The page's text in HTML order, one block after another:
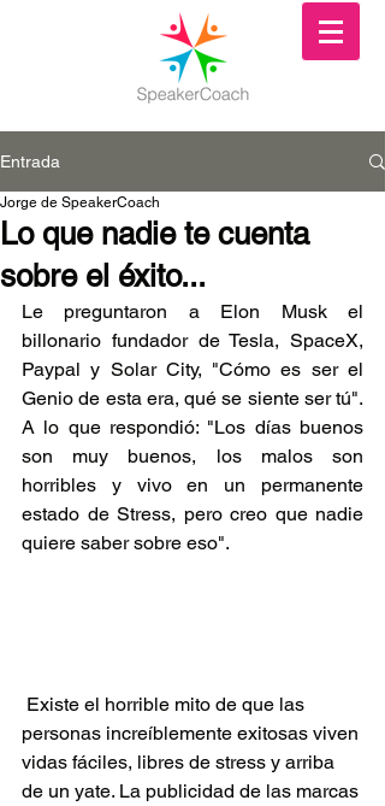
Entrada
Lo que nadie te cuenta
sobre el éxito...
Jorge de SpeakerCoach
Le preguntaron a Elon Musk el
billonario fundador de Tesla, SpaceX,
Paypal y Solar City, "Cómo es ser el
Genio de esta era, qué se siente ser tú".
A lo que respondió: "Los días buenos
son muy buenos, los malos son
horribles y vivo en un permanente
estado de Stress, pero creo que nadie
quiere saber sobre eso".
personas increíblemente exitosas viven
vidas fáciles, libres de stress y arriba
de un yate. La publicidad de las marcas